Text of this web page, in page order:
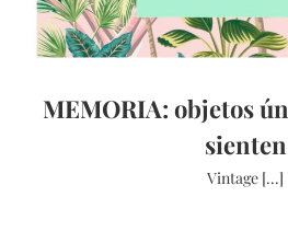
MEMORIA: objetos
sienten
Vintage [...]